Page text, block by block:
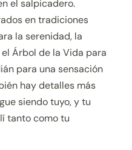
el salpicadero.
en tradiciones
la serenidad, la
Árbol de la Vida para
para una sensación
hay detalles más
siendo tuyo, y tu
tanto como tu